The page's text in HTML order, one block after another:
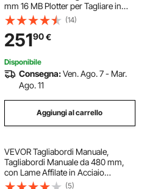
mm 16 MB Plotter per Tagliare in
Vinile con Software per
Pubblicizzare Incisioni, Pellicole per
Lettere a Trasferimento Termico,
ecc.
(14)
25190€
Disponibile
Consegna:Ven. Ago. 7 - Mar.
Ago. 11
Aggiungi al carrello
VEVOR Tagliabordi Manuale,
Tagliabordi Manuale da 480 mm,
con Lame Affilate in Acciaio
Inossidabile, Macchina da Taglio
(5)